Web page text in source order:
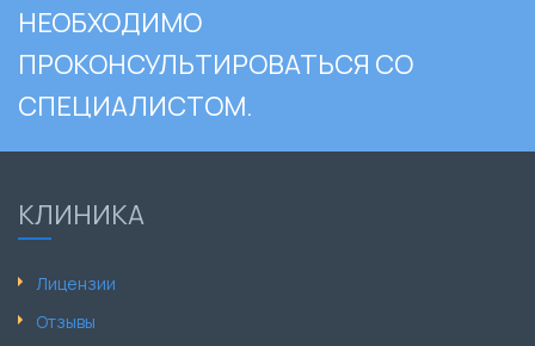
НЕОБХОДИМО
ПРОКОНСУЛЬТИРОВАТЬСЯ СО
СПЕЦИАЛИСТОМ.
КЛИНИКА
Лицензии
Отзывы